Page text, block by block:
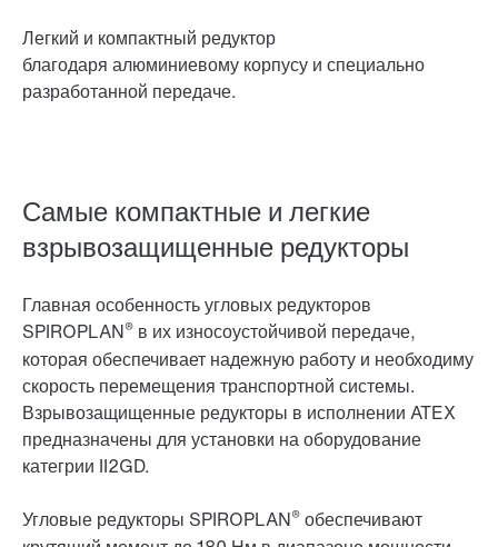
Самые компактные и легкие
взрывозащищенные редукторы
Главная особенность угловых редукторов
SPIROPLAN® в их износоустойчивой передаче,
которая обеспечивает надежную работу и необходиму
скорость перемещения транспортной системы.
Взрывозащищенные редукторы в исполнении ATEX
предназначены для установки на оборудование
категрии II2GD.
Угловые редукторы SPIROPLAN® обеспечивают
Легкий и компактный редуктор
благодаря алюминиевому корпусу и специально
разработанной передаче.